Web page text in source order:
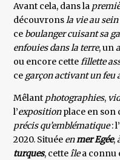
Avant cela, dans la
découvronsla vie au
ce boulanger cuisant sa
enfouies dans la terre, un
ou encore cettefillette
ce garçon activant un feu
Mêlant photographies,
l’expositionplace en son
précis qu’emblématique: l’
2020. Située enmer Egée,
turques, cetteîlea connu